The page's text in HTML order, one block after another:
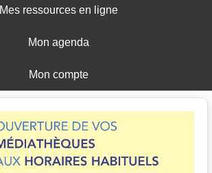
Mes ressources en ligne
Mon agenda
Mon compte